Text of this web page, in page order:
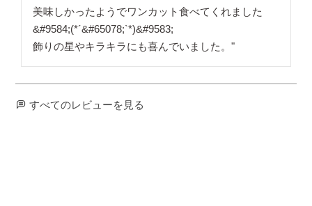
美味しかったようでワンカット食べてくれました
&#9584;(*´&#65078;`*)&#9583;
飾りの星やキラキラにも喜んでいました。"
すべてのレビューを見る